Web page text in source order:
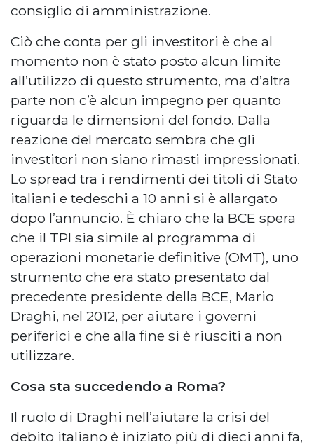
consiglio di amministrazione.
Ciò che conta per gli investitori è che al
momento non è stato posto alcun limite
all’utilizzo di questo strumento, ma d’altra
parte non c’è alcun impegno per quanto
riguarda le dimensioni del fondo. Dalla
reazione del mercato sembra che gli
investitori non siano rimasti impressionati.
Lo spread tra i rendimenti dei titoli di Stato
italiani e tedeschi a 10 anni si è allargato
dopo l’annuncio. È chiaro che la BCE spera
che il TPI sia simile al programma di
operazioni monetarie definitive (OMT), uno
strumento che era stato presentato dal
precedente presidente della BCE, Mario
Draghi, nel 2012, per aiutare i governi
periferici e che alla fine si è riusciti a non
utilizzare.
Cosa sta succedendo a Roma?
Il ruolo di Draghi nell’aiutare la crisi del
debito italiano è iniziato più di dieci anni fa,